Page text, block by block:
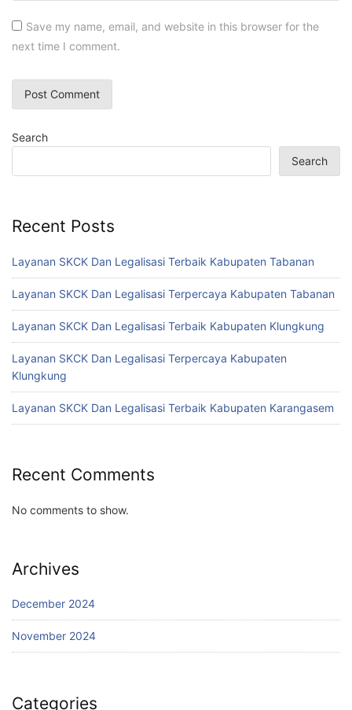
Save my name, email, and website in this browser for the
next time I comment.
Search
Search
Recent Posts
Layanan SKCK Dan Legalisasi Terbaik Kabupaten Tabanan
Layanan SKCK Dan Legalisasi Terpercaya Kabupaten Tabanan
Layanan SKCK Dan Legalisasi Terbaik Kabupaten Klungkung
Layanan SKCK Dan Legalisasi Terpercaya Kabupaten
Klungkung
Layanan SKCK Dan Legalisasi Terbaik Kabupaten Karangasem
Recent Comments
No comments to show.
Archives
December 2024
November 2024
Categories